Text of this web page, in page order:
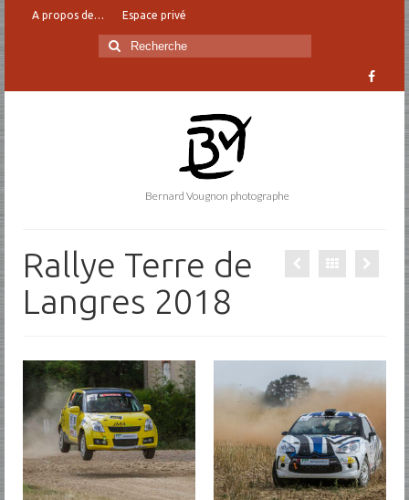
A propos de… Espace privé
Rechercher
:
Bernard Vougnon photographe
Rallye Terre de
Langres 2018